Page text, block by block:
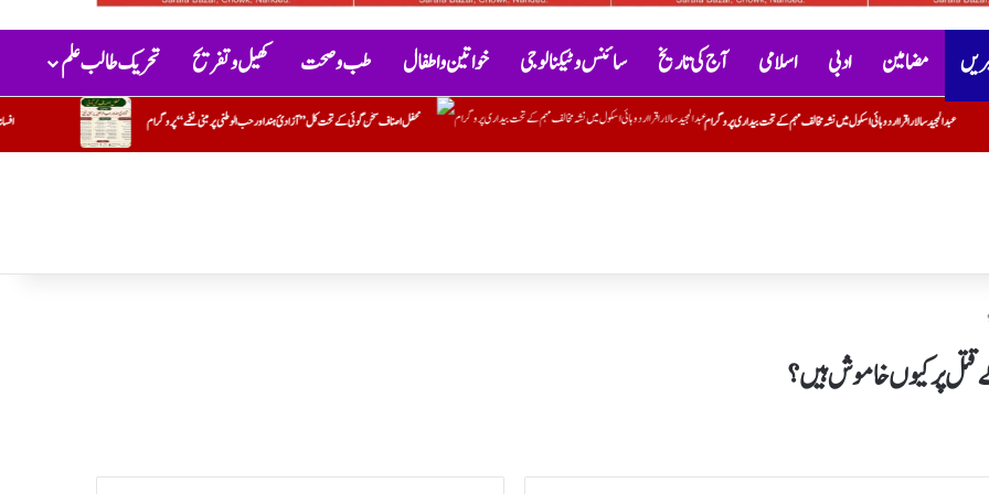
مضامین ادبی اسلامی آج کی تاریخ سائنس و ٹیکنالوجی خواتین و اطفال طب و صحت کھیل و تفریح تحریک طالب علم
افسانہ۔۔۔آخری وائس نوٹ محفل اصناف سخن گوئی کے تحت کل ”آزادئ ہند اور حب الوطنی پر مبنی نغمے“پروگرام مہم کے تحت بیداری پروگرام